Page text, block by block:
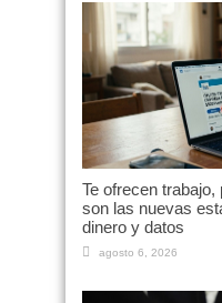
Te ofrecen
son las nuevas
dinero y datos
agosto 6, 2026